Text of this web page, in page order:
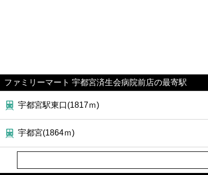
ファミリーマート 宇都宮済生会病院前店の最寄駅
宇都宮駅東口(1817ｍ)
宇都宮(1864ｍ)